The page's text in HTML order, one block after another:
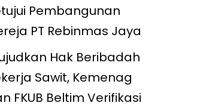
Pembangunan
PT Rebinmas Jaya
Hak Beribadah
Sawit, Kemenag
FKUB Beltim Verifikasi